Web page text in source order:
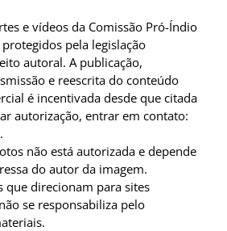
e vídeos da Comissão Pró-Índio
pela legislação
autoral. A publicação,
e reescrita do conteúdo
é incentivada desde que citada
autorização, entrar em contato:
.
não está autorizada e depende
do autor da imagem.
que direcionam para sites
se responsabiliza pelo